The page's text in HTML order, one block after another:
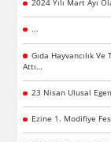
2024 Yılı Mart Ayı
...
Gıda Hayvancılık
Attı…
23 Nisan Ulusal
Ezine 1. Modifiye